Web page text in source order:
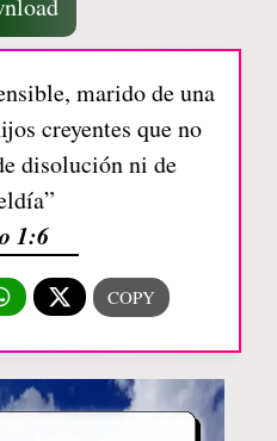
marido de una
creyentes que no
disolución ni de
1:6